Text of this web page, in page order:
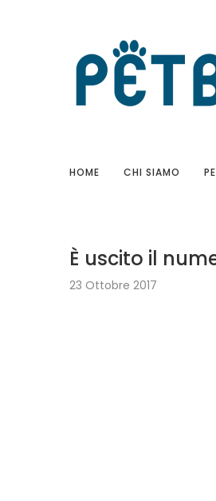
HOME CHI SIAMO
È uscito il
23 Ottobre 2017